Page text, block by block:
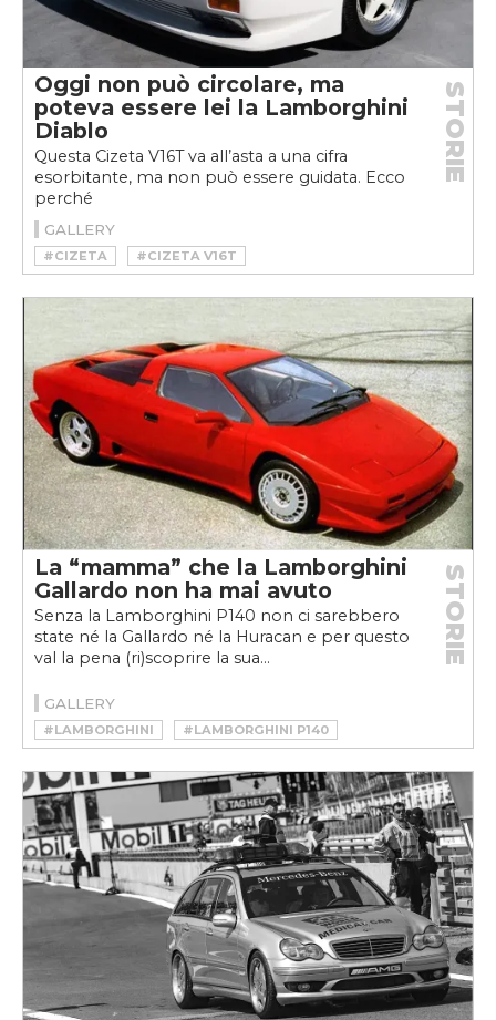
Oggi non può circolare, ma
poteva essere lei la Lamborghini
Diablo
Questa Cizeta V16T va all’asta a una cifra
esorbitante, ma non può essere guidata. Ecco
perché
STORIE
GALLERY
#CIZETA
#CIZETA V16T
#CIZETA-MORODER V16T
La “mamma” che la Lamborghini
Gallardo non ha mai avuto
Senza la Lamborghini P140 non ci sarebbero
state né la Gallardo né la Huracan e per questo
val la pena (ri)scoprire la sua...
STORIE
GALLERY
#LAMBORGHINI #LAMBORGHINI P140